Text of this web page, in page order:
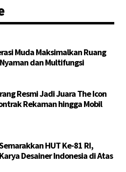
Muda Maksimalkan Ruang
dan Multifungsi
Resmi Jadi Juara The Icon
Rekaman hingga Mobil
HUT Ke-81 RI,
Desainer Indonesia di Atas